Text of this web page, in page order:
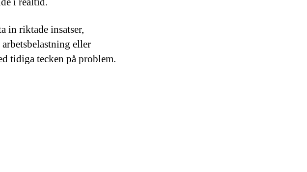
in riktade insatser,
eller
tidiga tecken på problem.